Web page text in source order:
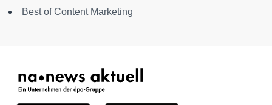
Best of Content Marketing